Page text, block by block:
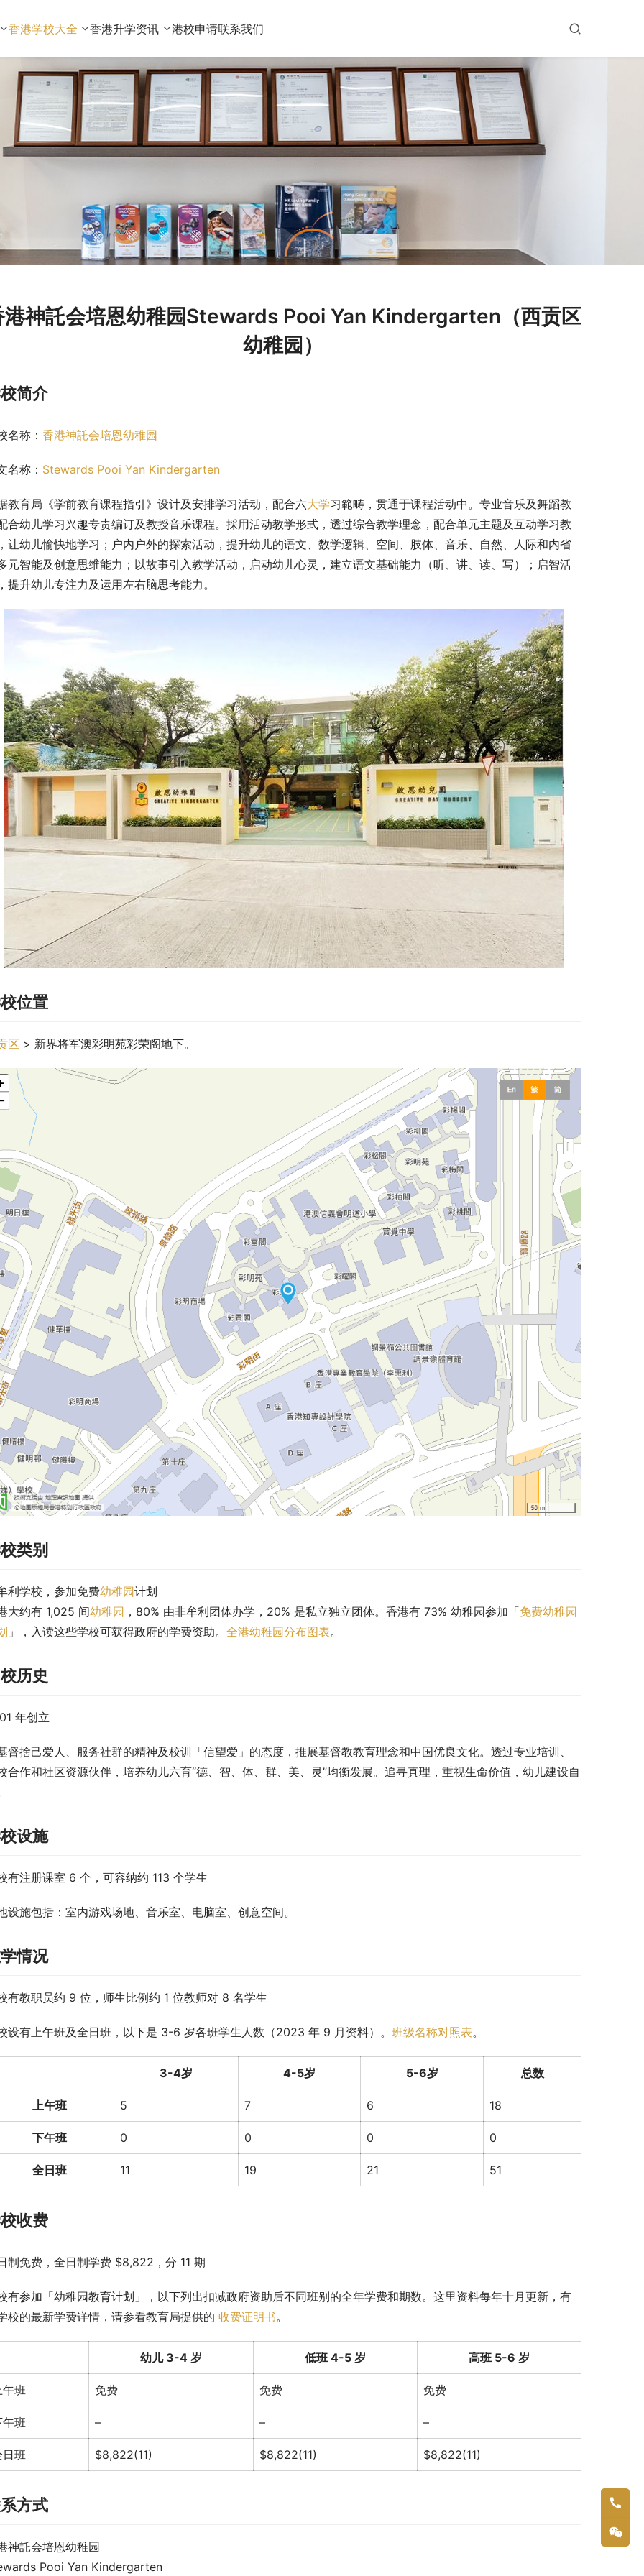
香港学校大全 香港升学资讯 港校申请联系我们
港神託会培恩幼稚园Stewards Pooi Yan Kindergarten（西贡区
幼稚园）
简介
名称： 香港神託会培恩幼稚园
名称： Stewards Pooi Yan Kindergarten
教育局《学前教育课程指引》设计及安排学习活动，配合六大学习範畴，贯通于课程活动中。专业音乐及舞蹈教
合幼儿学习兴趣专责编订及教授音乐课程。採用活动教学形式，透过综合教学理念，配合单元主题及互动学习教
让幼儿愉快地学习；户内户外的探索活动，提升幼儿的语文、数学逻辑、空间、肢体、音乐、自然、人际和内省
元智能及创意思维能力；以故事引入教学活动，启动幼儿心灵，建立语文基础能力（听、讲、读、写）；启智活
提升幼儿专注力及运用左右脑思考能力。
位置
区 > 新界将军澳彩明苑彩荣阁地下。
类别
利学校，参加免费幼稚园计划
大约有 1,025 间幼稚园 ，80% 由非牟利团体办学，20% 是私立独立团体。香港有 73% 幼稚园参加「免费幼稚园
」，入读这些学校可获得政府的学费资助。 全港幼稚园分布图表。
历史
年创立
督捨己爱人、服务社群的精神及校训「信望爱」的态度，推展基督教教育理念和中国优良文化。透过专业培训、
合作和社区资源伙伴，培养幼儿六育“德、智、体、群、美、灵”均衡发展。追寻真理，重视生命价值，幼儿建设自
设施
有注册课室 6 个，可容纳约 113 个学生
设施包括：室内游戏场地、音乐室、电脑室、创意空间。
情况
有教职员约 9 位，师生比例约 1 位教师对 8 名学生
设有上午班及全日班，以下是 3-6 岁各班学生人数（2023 年 9 月资料）。 班级名称对照表。
3-4岁 4-5岁 5-6岁 总数
上午班 5 7 6 18
下午班 0 0 0 0
全日班 11 19 21 51
收费
制免费，全日制学费 $8,822，分 11 期
有参加「幼稚园教育计划」，以下列出扣减政府资助后不同班别的全年学费和期数。这里资料每年十月更新，有
校的最新学费详情，请参看教育局提供的 收费证明书。
幼儿 3-4 岁 低班 4-5 岁 高班 5-6 岁
午班 免费 免费 免费
午班 – – –
日班 $8,822(11) $8,822(11) $8,822(11)
方式
神託会培恩幼稚园
Pooi Yan Kindergarten